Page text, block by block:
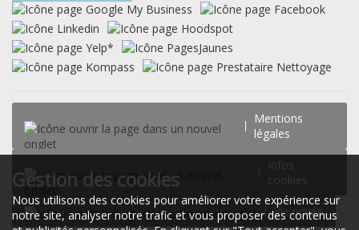
Gestion des cookies
Nous utilisons des cookies pour améliorer votre expérience sur
notre site, analyser notre trafic et vous proposer des contenus
Mentions
légales
Infos
cookies
Vie privée